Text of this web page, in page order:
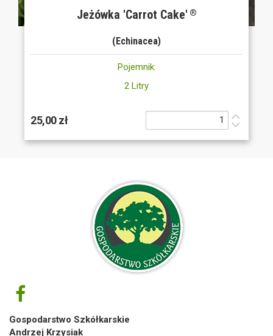
Jeżówka 'Carrot Cake' ®
(Echinacea)
Pojemnik:
2 Litry
25,00 zł
Gospodarstwo Szkółkarskie
Andrzej Krzysiak